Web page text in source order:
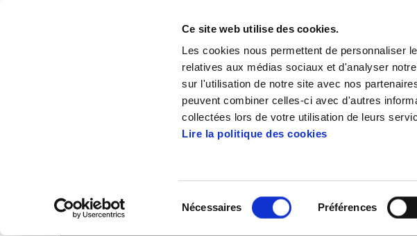
Ce site web utilise des cookies.
Les cookies nous permettent de personnaliser
relatives aux médias sociaux et d'analyser
sur l'utilisation de notre site avec nos
peuvent combiner celles-ci avec d'autres
collectées lors de votre utilisation de leurs
Lire la politique des cookies
Nécessaires Préférences
Publications ELA Astekaria ELA Astekaria 319